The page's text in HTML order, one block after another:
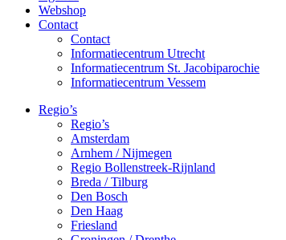
Webshop
Contact
Contact
Informatiecentrum Utrecht
Informatiecentrum St. Jacobiparochie
Informatiecentrum Vessem
Regio’s
Regio’s
Amsterdam
Arnhem / Nijmegen
Regio Bollenstreek-Rijnland
Breda / Tilburg
Den Bosch
Den Haag
Friesland